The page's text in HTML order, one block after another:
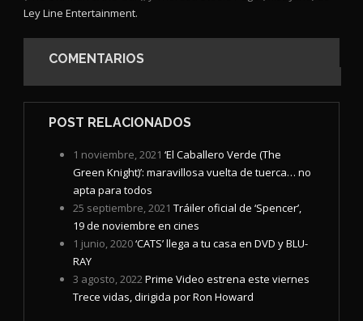
Ley Line Entertainment.
COMENTARIOS
POST RELACIONADOS
1 noviembre, 2021 ‘El Caballero Verde (The
Green Knight)’: maravillosa vuelta de tuerca… no
apta para todos
25 septiembre, 2021 Tráiler oficial de ‘Spencer’,
19 de noviembre en cines
1 junio, 2020‘CATS’ llega a tu casa en DVD y BLU-
RAY
3 agosto, 2022Prime Video estrena este viernes
Trece vidas, dirigida por Ron Howard